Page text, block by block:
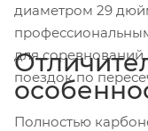
диаметром 29
для
поездок по
Полностью